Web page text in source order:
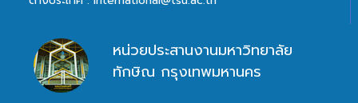
หน่วยประสานงานมหาวิทยาลัย
ทักษิณ กรุงเทพมหานคร